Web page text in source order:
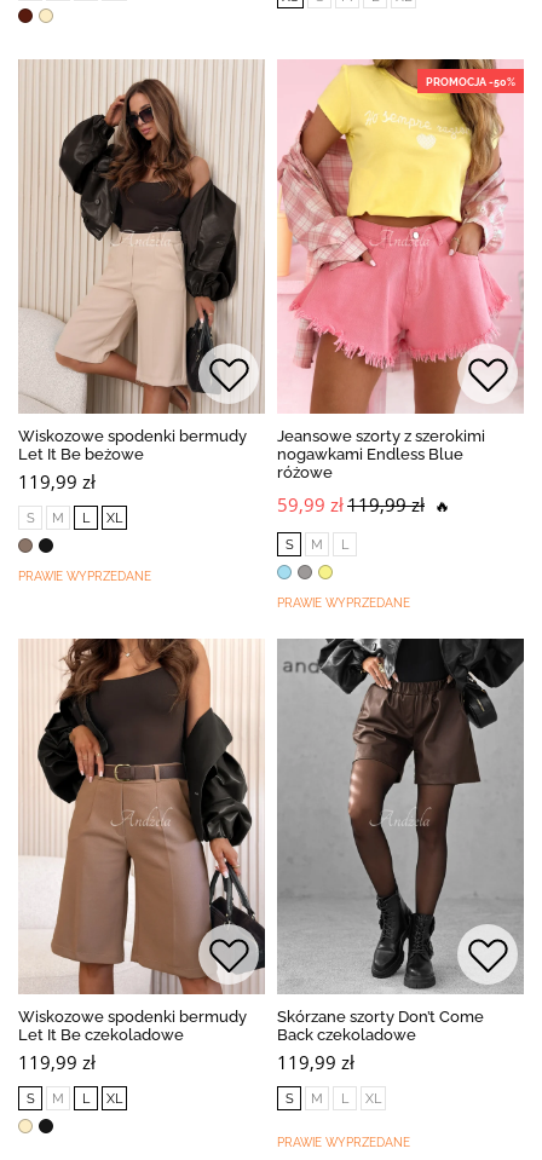
Wiskozowe spodenki bermudy
Let It Be beżowe
119,99 zł
S M L XL
PRAWIE WYPRZEDANE
PROMOCJA -50%
Jeansowe szorty z szerokimi
nogawkami Endless Blue
różowe
59,99 zł119,99 zł 🔥
S M L
PRAWIE WYPRZEDANE
Wiskozowe spodenki bermudy
Let It Be czekoladowe
119,99 zł
S M L XL
Skórzane szorty Don’t Come
Back czekoladowe
119,99 zł
S M L XL
PRAWIE WYPRZEDANE